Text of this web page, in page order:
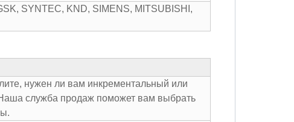
SYNTEC, KND, SIMENS, MITSUBISHI,
нужен ли вам инкрементальный или
служба продаж поможет вам выбрать